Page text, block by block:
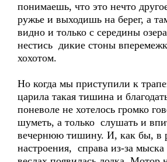
понимаешь, что это нечто
ружье и выходишь на берег, а
видно и только с середины
нестись дикие стоны
хохотом.
Но когда мы приступили к
царила такая тишина и
поневоле не хотелось громко
шуметь, а только слушать и
вечернюю тишину. И, как бы, в
настроения, справа из-за